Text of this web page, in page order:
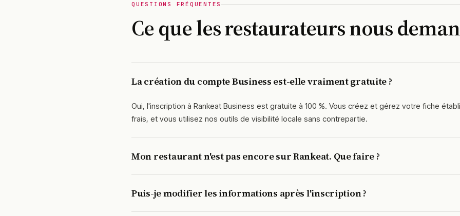
QUESTIONS FRÉQUENTES
Ce que les restaurateurs nous
La création du compte Business est-elle vraiment gratuite ?
Oui, l'inscription à Rankeat Business est gratuite à 100 %. Vous créez et gérez votre fiche
frais, et vous utilisez nos outils de visibilité locale sans contrepartie.
Mon restaurant n'est pas encore sur Rankeat. Que faire ?
spécialité. Notre équipe valide votre demande sous 24 à 48 h, et la fiche vous est attribuée
Puis-je modifier les informations après l'inscription ?